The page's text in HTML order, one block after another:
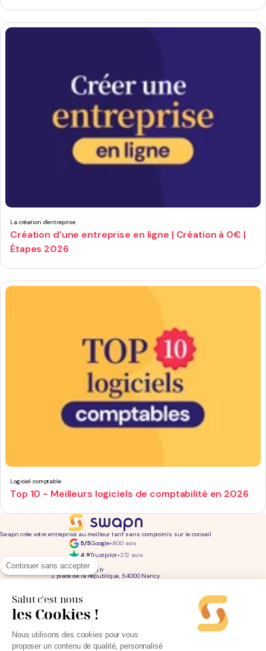
Continuer sans accepter
Salut c'est nous
les Cookies !
Nous utilisons des cookies pour vous
proposer un contenu de qualité, personnalisé
La création d'entreprise
Création d'une entreprise en ligne | Création à 0€ |
Étapes 2026
Logiciel comptable
Top 10 - Meilleurs logiciels de comptabilité en 2026
Swapn crée votre entreprise au meilleur tarif sans compromis sur le conseil
5/5Google+800 avis
4,9Trustpilot+372 avis
01 76 31 04 86
bonjour@swapn.fr
2 place de la République, 54000 Nancy
Services
Création d'entreprise
Comptabilité pas cher
Liens utiles
Découvrez Swapn
Avis clients
La news' des entrepreneurs
pour en savoir plus.